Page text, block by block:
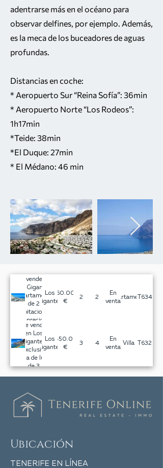
adentrarse más en el océano para
observar delfines, por ejemplo. Además,
es la meca de los buceadores de aguas
profundas.
Distancias en coche:
* Aeropuerto Sur “Reina Sofía”: 36min
* Aeropuerto Norte “Los Rodeos”:
1h17min
*Teide: 38min
*El Duque: 27min
* El Médano: 46 min
Se vende en
Los Gigantes:
¡Apartamento
de 2
habitaciones
con preciosas
vistas al
océano y a La
Gomera!
Los
Gigantes
460.000
€
2 2
En
venta
ApartamentoT634
Se vende
en Los
Gigantes:
¡Exclusiva
villa de lujo
de 3
piscina y
jacuzzi!
Los
Gigantes
3.450.000
€
3 4
En
venta
Villa T632
Ubicación
TENERIFE EN LÍNEA